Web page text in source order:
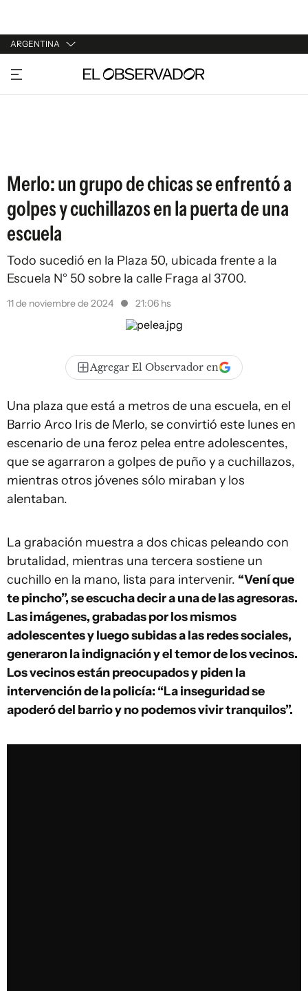
ARGENTINA
URUGUAY
ARGENTINA
Merlo: un grupo de chicas se enfrentó a
golpes y cuchillazos en la puerta de una
escuela
Todo sucedió en la Plaza 50, ubicada frente a la
Escuela N° 50 sobre la calle Fraga al 3700.
11 de noviembre de 2024 21:06 hs
Agregar El Observador en
Una plaza que está a metros de una escuela, en el
Barrio Arco Iris de Merlo, se convirtió este lunes en
escenario de una feroz pelea entre adolescentes,
que se agarraron a golpes de puño y a cuchillazos,
mientras otros jóvenes sólo miraban y los
alentaban.
La grabación muestra a dos chicas peleando con
brutalidad, mientras una tercera sostiene un
cuchillo en la mano, lista para intervenir. “Vení que
te pincho”, se escucha decir a una de las agresoras.
Las imágenes, grabadas por los mismos
adolescentes y luego subidas a las redes sociales,
generaron la indignación y el temor de los vecinos.
Los vecinos están preocupados y piden la
intervención de la policía: “La inseguridad se
apoderó del barrio y no podemos vivir tranquilos”.